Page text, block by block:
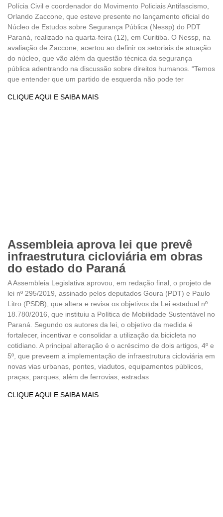
Polícia Civil e coordenador do Movimento Policiais Antifascismo,
Orlando Zaccone, que esteve presente no lançamento oficial do
Núcleo de Estudos sobre Segurança Pública (Nessp) do PDT
Paraná, realizado na quarta-feira (12), em Curitiba. O Nessp, na
avaliação de Zaccone, acertou ao definir os setoriais de atuação
do núcleo, que vão além da questão técnica da segurança
pública adentrando na discussão sobre direitos humanos. “Temos
que entender que um partido de esquerda não pode ter
CLIQUE AQUI E SAIBA MAIS
Assembleia aprova lei que prevê
infraestrutura cicloviária em obras
do estado do Paraná
A Assembleia Legislativa aprovou, em redação final, o projeto de
lei nº 295/2019, assinado pelos deputados Goura (PDT) e Paulo
Litro (PSDB), que altera e revisa os objetivos da Lei estadual nº
18.780/2016, que instituiu a Política de Mobilidade Sustentável no
Paraná. Segundo os autores da lei, o objetivo da medida é
fortalecer, incentivar e consolidar a utilização da bicicleta no
cotidiano. A principal alteração é o acréscimo de dois artigos, 4º e
5º, que preveem a implementação de infraestrutura cicloviária em
novas vias urbanas, pontes, viadutos, equipamentos públicos,
praças, parques, além de ferrovias, estradas
CLIQUE AQUI E SAIBA MAIS